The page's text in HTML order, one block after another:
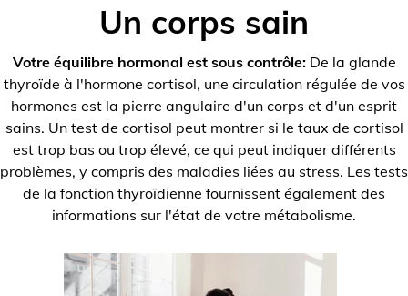
Un corps sain
Votre équilibre hormonal est sous contrôle:De la glande
thyroïde à l'hormone cortisol, une circulation régulée de vos
hormones est la pierre angulaire d'un corps et d'un esprit
sains. Un test de cortisol peut montrer si le taux de cortisol
est trop bas ou trop élevé, ce qui peut indiquer différents
problèmes, y compris des maladies liées au stress. Les tests
de la fonction thyroïdienne fournissent également des
informations sur l'état de votre métabolisme.